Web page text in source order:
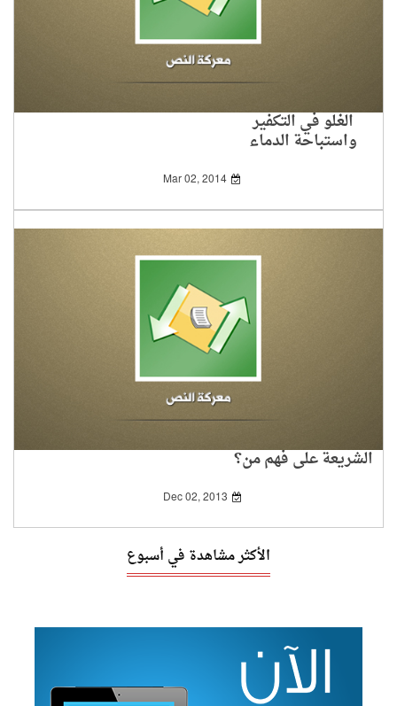
الغلو في التكفير
واستباحة الدماء
Mar 02, 2014
الشريعة على فهم من؟
Dec 02, 2013
الأكثر مشاهدة في أسبوع